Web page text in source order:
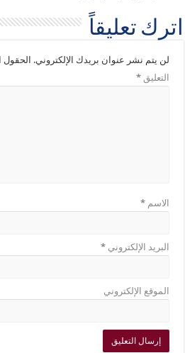
اترك تعليقاً
لن يتم نشر عنوان بريدك الإلكتروني. الحقول
التعليق*
الاسم*
البريد الإلكتروني*
الموقع الإلكتروني